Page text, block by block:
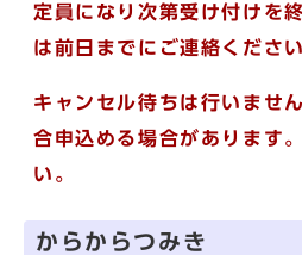
定員になり次第受け付けを
は前日までにご連絡ください
キャンセル待ちは行いませ
合申込める場合があります
い。
からからつみき